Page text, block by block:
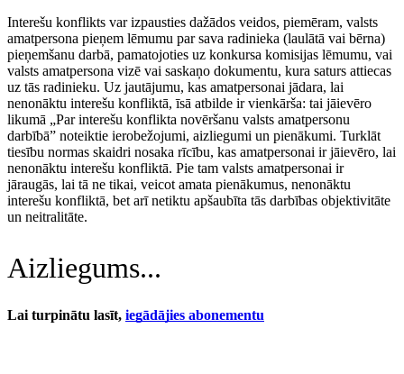
Interešu konflikts var izpausties dažādos veidos, piemēram, valsts
amatpersona pieņem lēmumu par sava radinieka (laulātā vai bērna)
pieņemšanu darbā, pamatojoties uz konkursa komisijas lēmumu, vai
valsts amatpersona vizē vai saskaņo dokumentu, kura saturs attiecas
uz tās radinieku. Uz jautājumu, kas amatpersonai jādara, lai
nenonāktu interešu konfliktā, īsā atbilde ir vienkārša: tai jāievēro
likumā „Par interešu konflikta novēršanu valsts amatpersonu
darbībā” noteiktie ierobežojumi, aizliegumi un pienākumi. Turklāt
tiesību normas skaidri nosaka rīcību, kas amatpersonai ir jāievēro, lai
nenonāktu interešu konfliktā. Pie tam valsts amatpersonai ir
jāraugās, lai tā ne tikai, veicot amata pienākumus, nenonāktu
interešu konfliktā, bet arī netiktu apšaubīta tās darbības objektivitāte
un neitralitāte.
Aizliegums...
Lai turpinātu lasīt, iegādājies abonementu